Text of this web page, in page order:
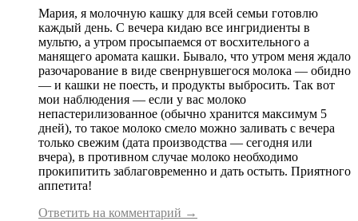
Мария, я молочную кашку для всей семьи готовлю
каждый день. С вечера кидаю все ингридиенты в
мультю, а утром просыпаемся от восхительного а
манящего аромата кашки. Бывало, что утром меня ждало
разочарование в виде свенрнувшегося молока — обидно
— и кашки не поесть, и продукты выбросить. Так вот
мои наблюдения — если у вас молоко
непастерилизованное (обычно хранится максимум 5
дней), то такое молоко смело можно заливать с вечера
только свежим (дата производства — сегодня или
вчера), в противном случае молоко необходимо
прокипитить заблаговременно и дать остыть. Приятного
аппетита!
Ответить на комментарий →